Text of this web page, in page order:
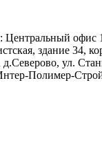
Центральный офис
здание 34,
д.Северово, ул.
Полимер-